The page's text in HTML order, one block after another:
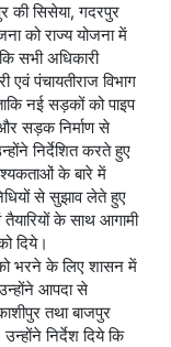
की सिसेया, गदरपुर
को राज्य योजना में
सभी अधिकारी
पंचायतीराज विभाग
नई सड़कों को पाइप
सड़क निर्माण से
निर्देशित करते हुए
के बारे में
से सुझाव लेते हुए
तैयारियों के साथ आगामी
दिये।
को भरने के लिए शासन में
आपदा से
तथा बाजपुर
निर्देश दिये कि